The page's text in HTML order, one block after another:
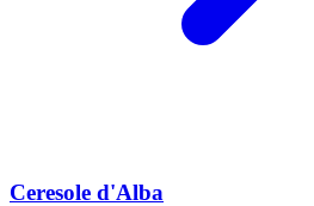
Ceresole d'Alba